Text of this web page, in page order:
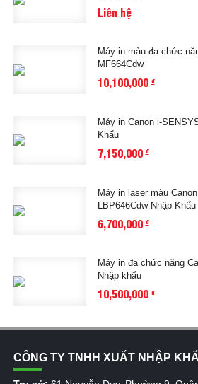
Liên hệ
Máy in màu đa chức
MF664Cdw
10,100,000đ
Máy in Canon i-
Khẩu
7,150,000đ
Máy in laser màu
LBP646Cdw Nhập Khẩu
6,700,000đ
Máy in đa chức năng
Nhập khẩu
10,500,000đ
CÔNG TY TNHH XUẤT NHẬP